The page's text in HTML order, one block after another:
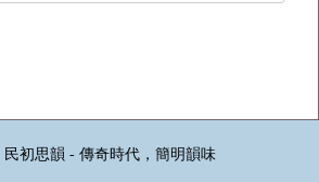
初思韻 - 傳奇時代，簡明韻味